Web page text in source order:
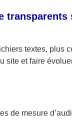
textes, plus
site et faire
de mesure